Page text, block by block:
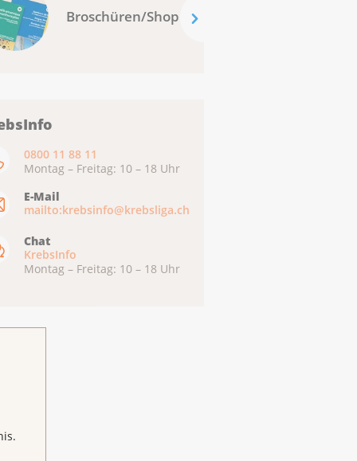
Broschüren/Shop
0800 11 88 11
Montag – Freitag: 10 – 18 Uhr
E-Mail
mailto:krebsinfo@krebsliga.ch
Chat
KrebsInfo
Montag – Freitag: 10 – 18 Uhr